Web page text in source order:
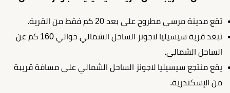
تقع مدينة مرسى مطروح على بعد 20 كم فقط من القرية.
تبعد قرية سيسيليا لاجونز الساحل الشمالي حوالي 160 كم عن
الساحل الشمالي.
يقع منتجع سيسيليا لاجونز الساحل الشمالي على مسافة قريبة
من الإسكندرية.